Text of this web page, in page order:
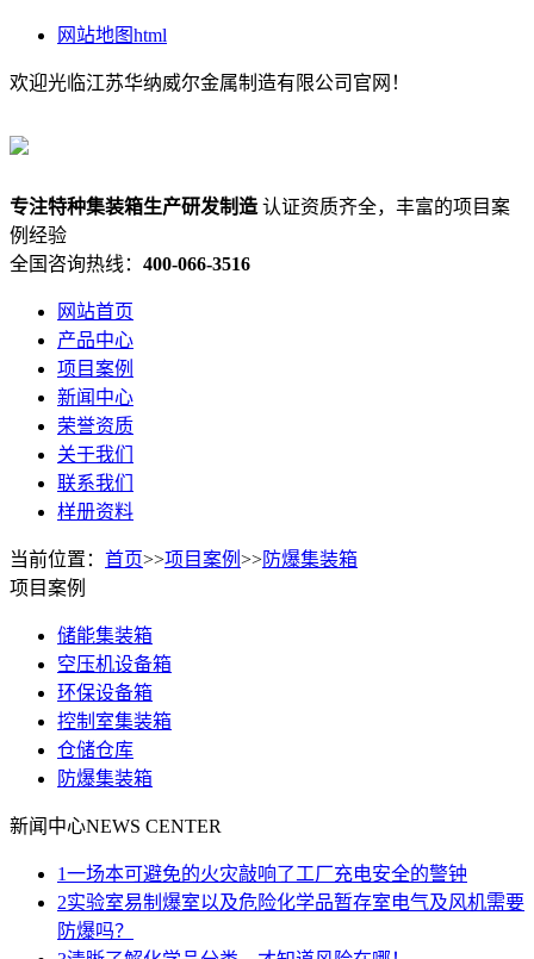
网站地图html
欢迎光临江苏华纳威尔金属制造有限公司官网！
专注特种集装箱生产研发制造 认证资质齐全，丰富的项目案
例经验
全国咨询热线： 400-066-3516
网站首页
产品中心
项目案例
新闻中心
荣誉资质
关于我们
联系我们
样册资料
当前位置： 首页>>项目案例 >>防爆集装箱
项目案例
储能集装箱
空压机设备箱
环保设备箱
控制室集装箱
仓储仓库
防爆集装箱
新闻中心NEWS CENTER
1一场本可避免的火灾敲响了工厂充电安全的警钟
2实验室易制爆室以及危险化学品暂存室电气及风机需要
防爆吗？